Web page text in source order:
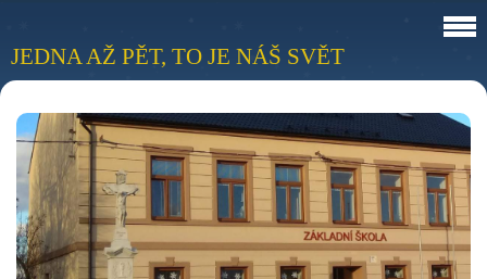
JEDNA AŽ PĚT, TO JE NÁŠ SVĚT